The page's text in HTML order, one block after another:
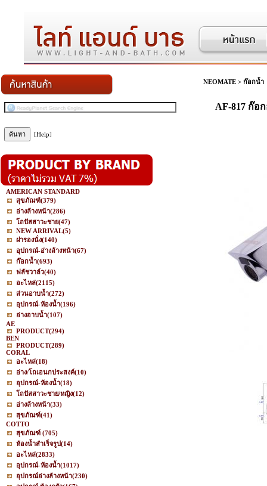
[Help]
AMERICAN STANDARD
สุขภัณฑ์(379)
อ่างล้างหน้า(286)
โถปัสสาวะชาย(47)
NEW ARRIVAL(5)
ฝารองนั่ง(140)
อุปกรณ์-อ่างล้างหน้า(67)
ก๊อกน้ำ(693)
ฟลัชวาล์ว(40)
อะไหล่(2115)
ส่วนอาบน้ำ(272)
อุปกรณ์-ห้องน้ำ(196)
อ่างอาบน้ำ(107)
AE
PRODUCT(294)
BEN
PRODUCT(289)
CORAL
อะไหล่(18)
อ่าง/โถเอนกประสงค์(10)
อุปกรณ์-ห้องน้ำ(18)
โถปัสสาวะชาย/หญิง(12)
อ่างล้างหน้า(33)
สุขภัณฑ์(41)
COTTO
สุขภัณฑ์ (705)
ห้องน้ำสำเร็จรูป(14)
อะไหล่(2833)
อุปกรณ์-ห้องน้ำ(1017)
อุปกรณ์อ่างล้างหน้า(230)
NEOMATE > ก๊อกน้ำ
AF-817 ก๊อ